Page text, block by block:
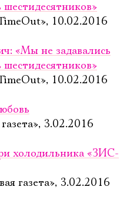
шестидесятников»
10.02.2016
«Мы не задавались
шестидесятников»
10.02.2016
3.02.2016
холодильника «ЗИС-
газета», 3.02.2016